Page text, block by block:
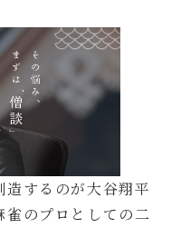
するのが大谷翔平
のプロとしての二